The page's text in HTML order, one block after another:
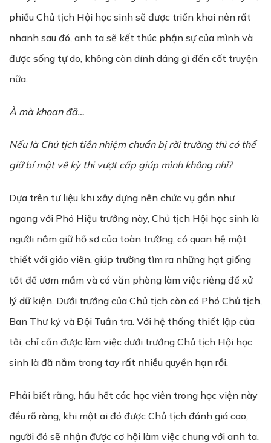
phiếu Chủ tịch Hội học sinh sẽ được triển khai nên rất
nhanh sau đó, anh ta sẽ kết thúc phận sự của mình và
được sống tự do, không còn dính dáng gì đến cốt truyện
nữa.
À mà khoan đã…
Nếu là Chủ tịch tiền nhiệm chuẩn bị rời trường thì có thể
giữ bí mật về kỳ thi vượt cấp giúp mình không nhỉ?
Dựa trên tư liệu khi xây dựng nên chức vụ gần như
ngang với Phó Hiệu trưởng này, Chủ tịch Hội học sinh là
người nắm giữ hồ sơ của toàn trường, có quan hệ mật
thiết với giáo viên, giúp trường tìm ra những hạt giống
tốt để ươm mầm và có văn phòng làm việc riêng để xử
lý dữ kiện. Dưới trướng của Chủ tịch còn có Phó Chủ tịch,
Ban Thư ký và Đội Tuần tra. Với hệ thống thiết lập của
tôi, chỉ cần được làm việc dưới trướng Chủ tịch Hội học
sinh là đã nắm trong tay rất nhiều quyền hạn rồi.
Phải biết rằng, hầu hết các học viên trong học viện này
đều rõ ràng, khi một ai đó được Chủ tịch đánh giá cao,
người đó sẽ nhận được cơ hội làm việc chung với anh ta.